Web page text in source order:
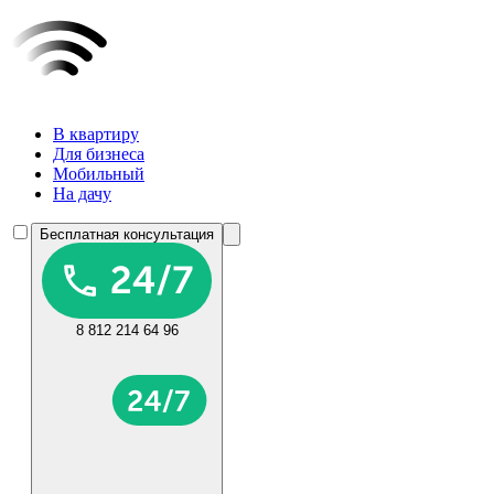
В квартиру
Для бизнеса
Мобильный
На дачу
Бесплатная консультация
8 812 214 64 96